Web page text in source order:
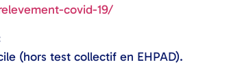
covid-19/
(hors test collectif en EHPAD).